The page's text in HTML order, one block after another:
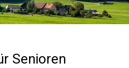
Senioren